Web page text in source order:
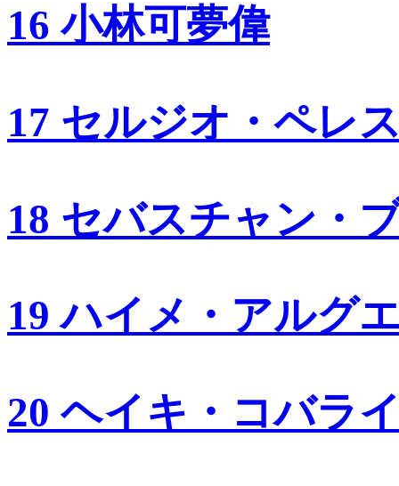
16 小林可夢偉
17 セルジオ・ペレ
18 セバスチャン・
19 ハイメ・アルグ
20 ヘイキ・コバラ